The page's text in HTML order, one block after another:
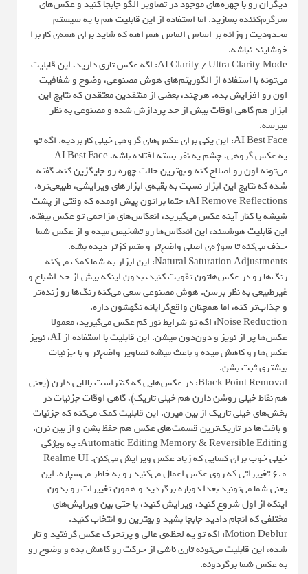
دیگران رو با چهره‌های موجود در تصاویر الگو جابجا کنید و عکس‌های
سرگرم‌کننده بسازید. اما استفاده از این قابلیت هم با یه سیستم
محدودیت روزانه بر اساس الماس همراهه که شاید برای همه‌ی کاربرا
خوشایند نباشه.
AI Clarity / Ultra Clarity Mode: اگه عکس تاری دارید، این قابلیت
می‌تونه با استفاده از الگوریتم‌های هوش مصنوعی، وضوح و شفافیت
اون رو افزایش بده. هرچند، بعضی از منتقدین معتقدن که نتایج این
ابزار هم گاهی اوقات بیش از حد پردازش شده و مصنوعی به نظر
میرسه.
AI Best Face: این یکی برای عکس‌های گروهی خیلی کاربردیه. اگه تو
یه عکس گروهی، چشم یه نفر بسته افتاده باشه، AI Best Face
می‌تونه اون رو اصلاح کنه و بهترین حالت چهره رو جایگزین کنه. گفته
شده که نتایج این ابزار نسبت به بقیه‌ی ابزارهای ویرایشی، طبیعی‌تره.
AI Remove Reflections: حتما براتون پیش اومده که وقتی از پشت
شیشه یا کنار آینه عکس می‌گیرید، انعکاس‌های مزاحمی تو عکس بیفته.
این قابلیت هوشمند، این انعکاس‌ها رو تشخیص میده و از عکس شما
حذف می‌کنه تا سوژه‌ی اصلی واضح‌تر و متمرکزتر دیده بشه.
Natural Saturation Adjustments: این ابزار به شما کمک می‌کنه
رنگ‌ها رو در عکس‌هاتون تقویت کنید، بدون اینکه بیش از حد اشباع و
غیرطبیعی به نظر برسن. هوش مصنوعی سعی می‌کنه رنگ‌ها رو زنده‌تر
و جذاب‌تر کنه، اما همچنان واقع‌گرایانه نگهشون داره.
Noise Reduction: اگه تو شرایط نور کم عکس می‌گیرید، معمولا
عکس‌ها پر از نویز و دون‌دون میشن. این قابلیت با استفاده از AI، نویز
عکس‌ها رو کاهش میده و باعث میشه تصاویر واضح‌تر و با جزئیات
بیشتری ثبت بشن.
Black Point Removal: در عکس‌هایی که کنتراست بالایی دارن (یعنی
هم نقاط خیلی روشن دارن هم خیلی تاریک)، گاهی اوقات جزئیات در
بخش‌های خیلی تاریک از بین میرن. این قابلیت کمک می‌کنه که جزئیات
و بافت‌ها در تاریک‌ترین قسمت‌های عکس هم حفظ بشن و از بین نرن.
Automatic Editing Memory & Reversible Editing: یه ویژگی
خیلی خوب برای کسایی که زیاد عکس ویرایش می‌کنن. Realme UI
6.0 تغییراتی که روی عکس اعمال می‌کنید رو به خاطر می‌سپاره. این
یعنی شما می‌تونید بعدا دوباره برگردید و همون تغییرات رو بدون
اینکه از اول شروع کنید، ویرایش کنید، یا حتی بین ویرایش‌های
مختلفی که انجام دادید جابجا بشید و بهترین رو انتخاب کنید.
Motion Deblur: اگه تو یه لحظه‌ی عالی و پرتحرک عکس گرفتید و تار
شده، این قابلیت می‌تونه تاری ناشی از حرکت رو کاهش بده و وضوح رو
به عکس شما برگردونه.